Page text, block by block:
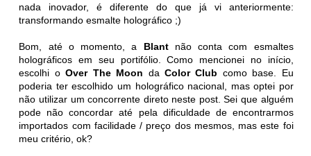
nada inovador, é diferente do que já vi anteriormente:
transformando esmalte holográfico ;)
Bom, até o momento, a Blantnão conta com esmaltes
holográficos em seu portifólio. Como mencionei no início,
escolhi oOver The Moon da Color Club como base. Eu
poderia ter escolhido um holográfico nacional, mas optei por
não utilizar um concorrente direto neste post. Sei que alguém
pode não concordar até pela dificuldade de encontrarmos
importados com facilidade / preço dos mesmos, mas este foi
meu critério, ok?